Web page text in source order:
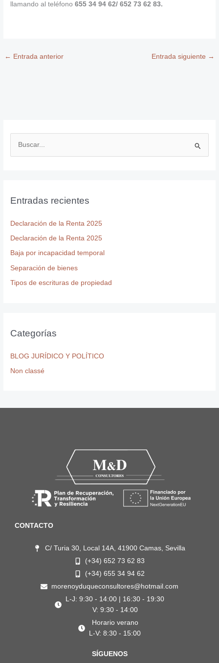
llamando al teléfono655 34 94 62/ 652 73 62 83.
← Entrada anterior Entrada siguiente →
a
p
o
r
:
Entradas recientes
Declaración de la Renta 2025
Declaración de la Renta 2025
Baja por incapacidad temporal
Separación de bienes
Tipos de escrituras de propiedad
Categorías
BLOG JURÍDICO Y POLÍTICO
Non classé
CONTACTO
C/ Turia 30, Local 14A, 41900 Camas, Sevilla
(+34) 652 73 62 83
(+34) 655 34 94 62
morenoyduqueconsultores@hotmail.com
L-J: 9:30 - 14:00 | 16:30 - 19:30
V: 9:30 - 14:00
Horario verano
L-V: 8:30 - 15:00
SÍGUENOS